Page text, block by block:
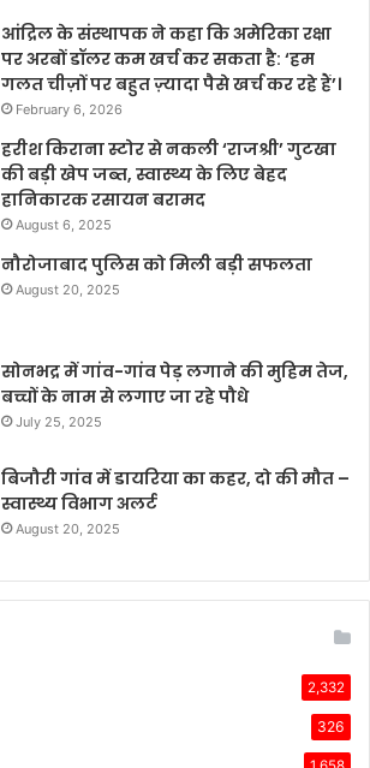
आंद्रिल के संस्थापक ने कहा कि अमेरिका रक्षा
पर अरबों डॉलर कम खर्च कर सकता है: ‘हम
गलत चीज़ों पर बहुत ज़्यादा पैसे खर्च कर रहे हैं’।
February 6, 2026
हरीश किराना स्टोर से नकली ‘राजश्री’ गुटखा
की बड़ी खेप जब्त, स्वास्थ्य के लिए बेहद
हानिकारक रसायन बरामद
August 6, 2025
नौरोजाबाद पुलिस को मिली बड़ी सफलता
August 20, 2025
सोनभद्र में गांव-गांव पेड़ लगाने की मुहिम तेज,
बच्चों के नाम से लगाए जा रहे पौधे
July 25, 2025
बिजौरी गांव में डायरिया का कहर, दो की मौत –
स्वास्थ्य विभाग अलर्ट
August 20, 2025
2,332
326